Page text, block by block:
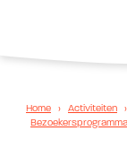
Home › Activiteiten ›